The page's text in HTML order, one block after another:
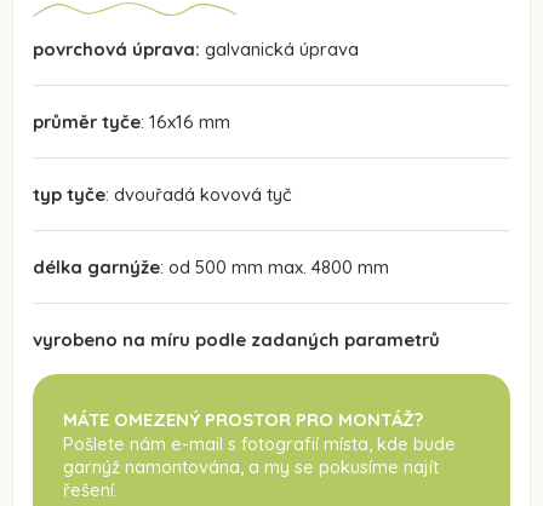
povrchová úprava: galvanická úprava
průměr tyče: 16x16 mm
typ tyče: dvouřadá kovová tyč
délka garnýže: od 500 mm max. 4800 mm
vyrobeno na míru podle zadaných parametrů
MÁTE OMEZENÝ PROSTOR PRO MONTÁŽ?
Pošlete nám e-mail s fotografií místa, kde bude
garnýž namontována , a my se pokusíme najít
řešení.